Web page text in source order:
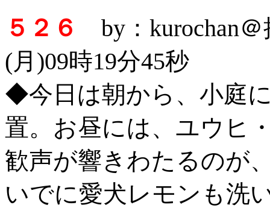
５２６
by：kurochan
(月)09時19分45秒
◆今日は朝から、小庭
置。お昼には、ユウヒ
歓声が響きわたるのが
いでに愛犬レモンも洗